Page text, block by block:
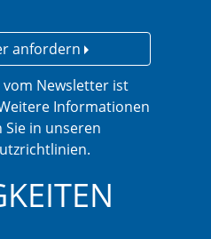
anfordern
Newsletter ist
Informationen
Sie in unseren